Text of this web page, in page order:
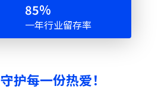
85%
一年行业留存率
守护每一份热爱！